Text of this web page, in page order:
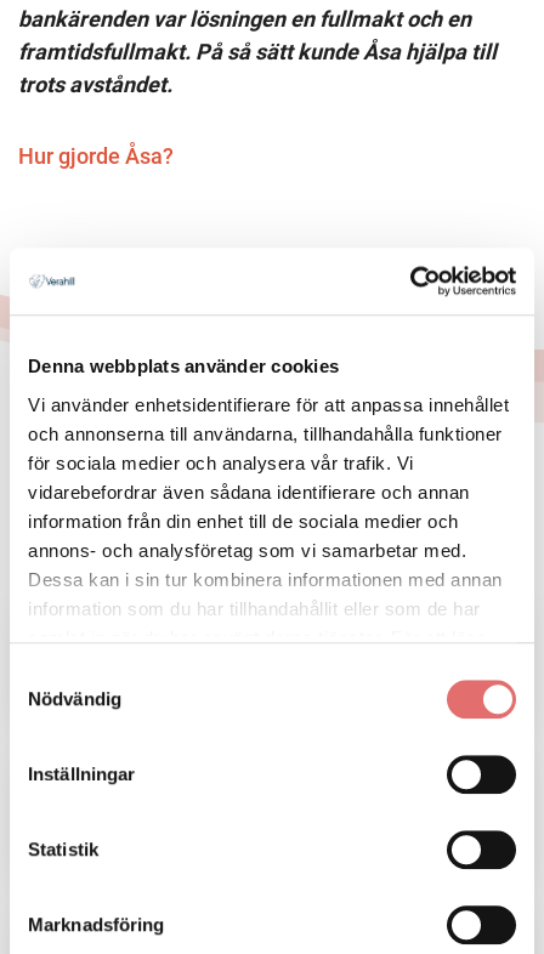
Denna webbplats använder cookies
Vi använder enhetsidentifierare för att anpassa innehållet
och annonserna till användarna, tillhandahålla funktioner
för sociala medier och analysera vår trafik. Vi
vidarebefordrar även sådana identifierare och annan
information från din enhet till de sociala medier och
annons- och analysföretag som vi samarbetar med.
Dessa kan i sin tur kombinera informationen med annan
information som du har tillhandahållit eller som de har
mer här.
Nödvändig
Inställningar
Statistik
Marknadsföring
bankärenden var lösningen en fullmakt och en
framtidsfullmakt. På så sätt kunde Åsa hjälpa till
trots avståndet.
Hur gjorde Åsa?
Relaterat
Äktenskapsförord
i en ev framtida bodelning.
Samboavtal
det bättre tillsammans.
Skuldebrev